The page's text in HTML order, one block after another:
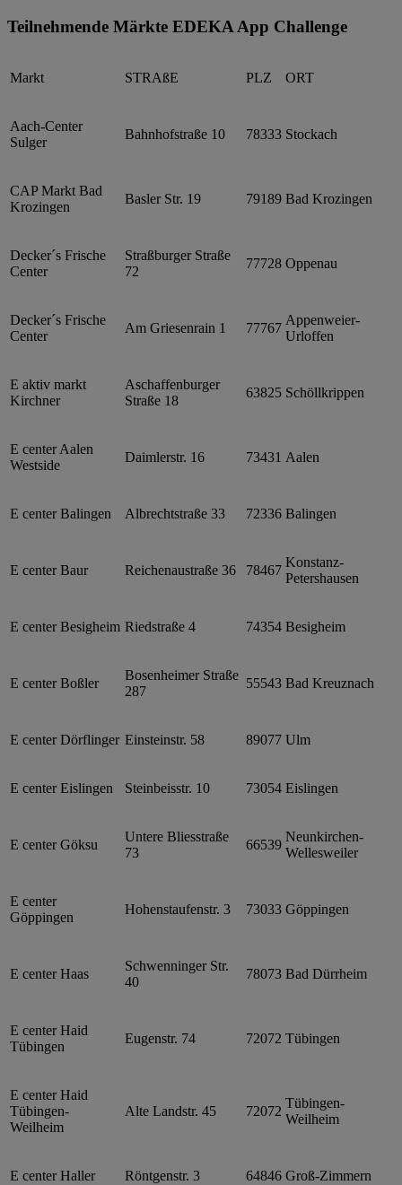
Teilnehmende Märkte EDEKA App Challenge
Markt STRAßE PLZ ORT
Aach-Center
Sulger
Bahnhofstraße 10 78333 Stockach
CAP Markt Bad
Krozingen
Basler Str. 19 79189 Bad Krozingen
Decker´s Frische
Center
Straßburger Straße
72
77728 Oppenau
Decker´s Frische
Center
Am Griesenrain 1 77767
Appenweier-
Urloffen
E aktiv markt
Kirchner
Aschaffenburger
Straße 18
63825 Schöllkrippen
E center Aalen
Westside
Daimlerstr. 16 73431 Aalen
E center Balingen Albrechtstraße 33 72336 Balingen
E center Baur Reichenaustraße 36 78467
Konstanz-
Petershausen
E center Besigheim Riedstraße 4 74354 Besigheim
E center Boßler
Bosenheimer Straße
287
55543 Bad Kreuznach
E center Dörflinger Einsteinstr. 58 89077 Ulm
E center Eislingen Steinbeisstr. 10 73054 Eislingen
E center Göksu
Untere Bliesstraße
73
66539
Neunkirchen-
Wellesweiler
E center
Göppingen
Hohenstaufenstr. 3 73033 Göppingen
E center Haas
Schwenninger Str.
40
78073 Bad Dürrheim
E center Haid
Tübingen
Eugenstr. 74 72072 Tübingen
E center Haid
Tübingen-
Weilheim
Alte Landstr. 45 72072
Tübingen-
Weilheim
E center Haller Röntgenstr. 3 64846 Groß-Zimmern